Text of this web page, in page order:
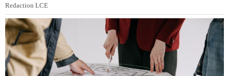
Redaction LCE